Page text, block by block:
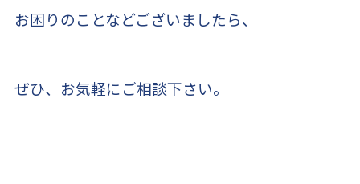
お困りのことなどございましたら、
ぜひ、お気軽にご相談下さい。